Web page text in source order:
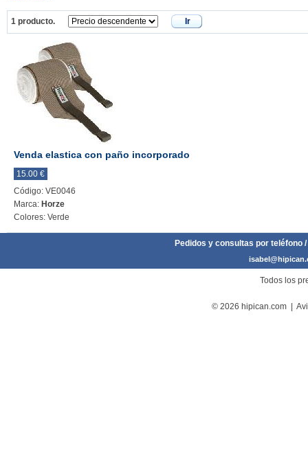
1 producto. Ir
Venda elastica con paño incorporado
15.00 €
Código: VE0046
Marca: Horze
Colores: Verde
Pedidos y consultas por teléfono
Todos los
© 2026 hipican.com |